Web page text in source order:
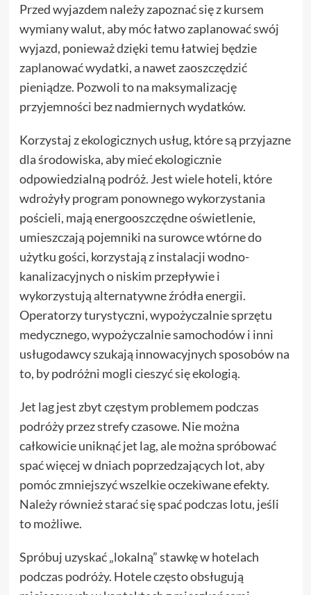
Przed wyjazdem należy zapoznać się z kursem
wymiany walut, aby móc łatwo zaplanować swój
wyjazd, ponieważ dzięki temu łatwiej będzie
zaplanować wydatki, a nawet zaoszczędzić
pieniądze. Pozwoli to na maksymalizację
przyjemności bez nadmiernych wydatków.
Korzystaj z ekologicznych usług, które są przyjazne
dla środowiska, aby mieć ekologicznie
odpowiedzialną podróż. Jest wiele hoteli, które
wdrożyły program ponownego wykorzystania
pościeli, mają energooszczędne oświetlenie,
umieszczają pojemniki na surowce wtórne do
użytku gości, korzystają z instalacji wodno-
kanalizacyjnych o niskim przepływie i
wykorzystują alternatywne źródła energii.
Operatorzy turystyczni, wypożyczalnie sprzętu
medycznego, wypożyczalnie samochodów i inni
usługodawcy szukają innowacyjnych sposobów na
to, by podróżni mogli cieszyć się ekologią.
Jet lag jest zbyt częstym problemem podczas
podróży przez strefy czasowe. Nie można
całkowicie uniknąć jet lag, ale można spróbować
spać więcej w dniach poprzedzających lot, aby
pomóc zmniejszyć wszelkie oczekiwane efekty.
Należy również starać się spać podczas lotu, jeśli
to możliwe.
Spróbuj uzyskać „lokalną” stawkę w hotelach
podczas podróży. Hotele często obsługują